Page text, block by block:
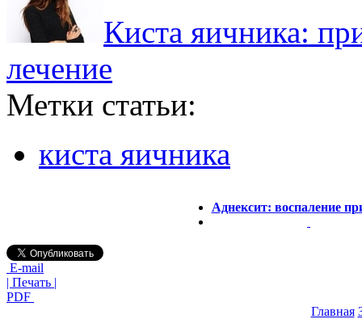
Киста яичника:
лечение
Метки статьи:
киста яичника
Аднексит: воспаление
E-mail
| Печать |
PDF
Главная